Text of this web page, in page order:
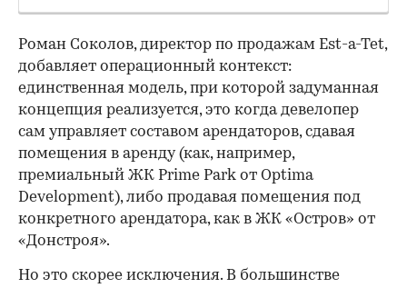
Роман Соколов, директор по продажам Est-a-Tet,
добавляет операционный контекст:
единственная модель, при которой задуманная
концепция реализуется, это когда девелопер
сам управляет составом арендаторов, сдавая
помещения в аренду (как, например,
премиальный ЖК Prime Park от Optima
Development), либо продавая помещения под
конкретного арендатора, как в ЖК «Остров» от
«Донстроя».
Но это скорее исключения. В большинстве